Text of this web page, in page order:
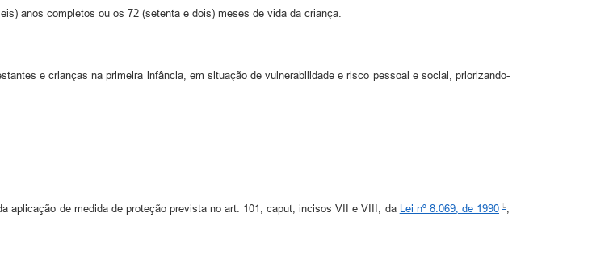
anos completos ou os 72 (setenta e dois) meses de vida da criança.
e crianças na primeira infância, em situação de vulnerabilidade e risco pessoal e social, priorizando-
aplicação de medida de proteção prevista no art. 101, caput, incisos VII e VIII, da Lei nº 8.069, de 1990
,